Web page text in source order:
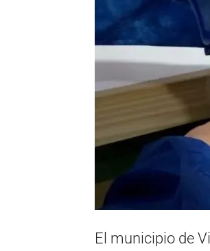
El municipio de